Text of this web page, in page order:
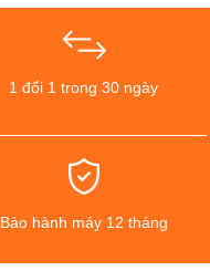
1 đổi 1 trong 30 ngày
Bảo hành máy 12 tháng